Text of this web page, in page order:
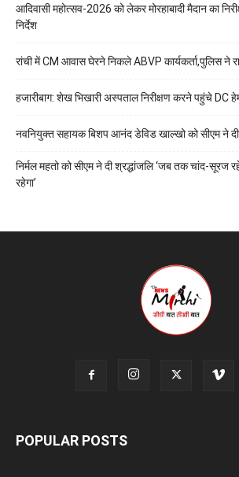
आदिवासी महोत्सव-2026 को लेकर मोरहाबादी मैदान का
निर्देश
रांची में CM आवास घेरने निकले ABVP कार्यकर्ता,पुलिस ने
हजारीबाग: शेख भिखारी अस्पताल निरीक्षण करने पहुंचे DC
नवनियुक्त सहायक बिशप आनंद डेविड खाल्खो को सीएम ने
निर्मल महतो को सीएम ने दी श्रद्धांजलि ‘जब तक चांद-सूरज
रहेगा’
POPULAR POSTS